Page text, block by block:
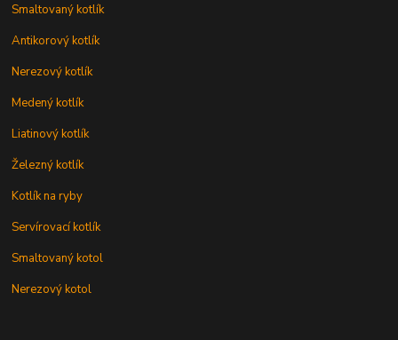
Smaltovaný kotlík
Antikorový kotlík
Nerezový kotlík
Medený kotlík
Liatinový kotlík
Železný kotlík
Kotlík na ryby
Servírovací kotlík
Smaltovaný kotol
Nerezový kotol